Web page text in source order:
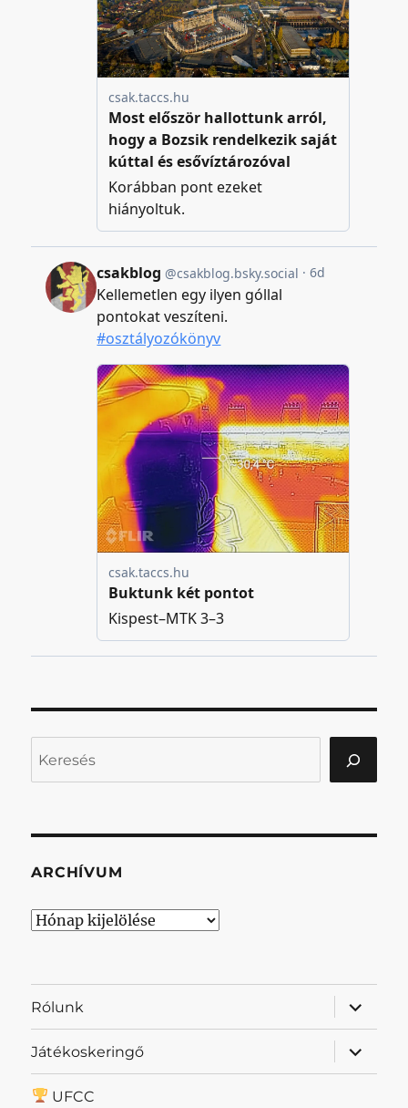
ARCHÍVUM
Archívum
Rólunk
almenü
Játékoskeringő
almenü
UFCC